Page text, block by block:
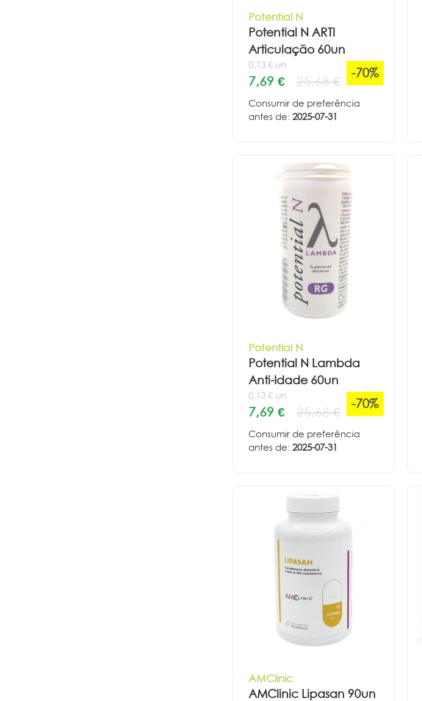
Potential N
Potential N ARTI
Articulação 60un
0,13 € un
7,69 € 25,68 €
-70%
Consumir de preferência
antes de: 2025-07-31
Potential N
Potential N Lambda
Anti-Idade 60un
0,13 € un
7,69 € 25,68 €
-70%
Consumir de preferência
antes de: 2025-07-31
AMClinic
AMClinic Lipasan 90un